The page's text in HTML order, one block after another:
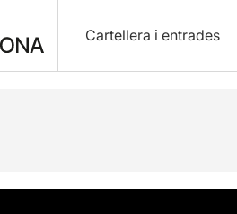
Cartellera i entrades
artística Fotos i vídeos